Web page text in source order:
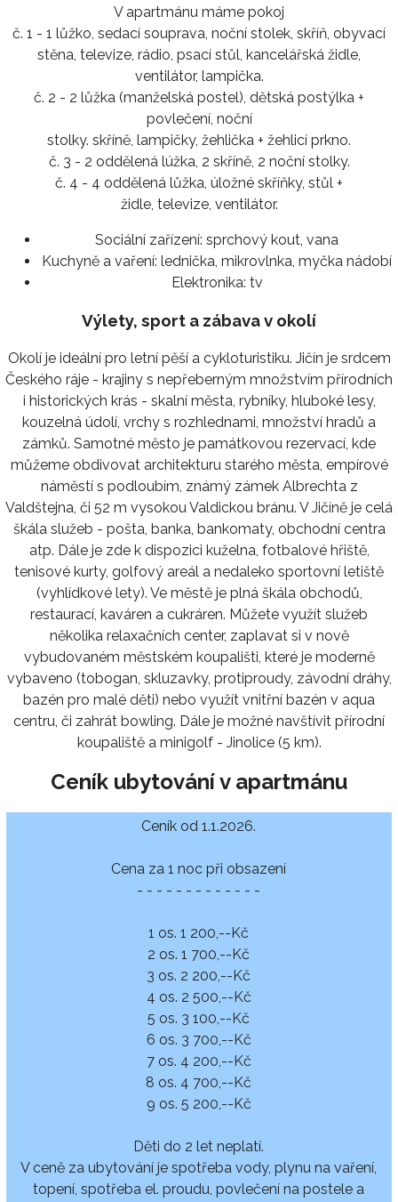
V apartmánu máme pokoj
č. 1 - 1 lůžko, sedací souprava, noční stolek, skříň, obyvací
stěna, televize, rádio, psací stůl, kancelářská židle,
ventilátor, lampička.
č. 2 - 2 lůžka (manželská postel), dětská postýlka +
povlečení, noční
stolky. skříně, lampičky, žehlička + žehlicí prkno.
č. 3 - 2 oddělená lúžka, 2 skříně, 2 noční stolky.
č. 4 - 4 oddělená lůžka, úložné skříňky, stůl +
židle, televize, ventilátor.
Sociální zařízení: sprchový kout, vana
Kuchyně a vaření: lednička, mikrovlnka, myčka nádobí
Elektronika: tv
Výlety, sport a zábava v okolí
Okolí je ideální pro letní pěší a cykloturistiku. Jičín je srdcem
Českého ráje - krajiny s nepřeberným množstvím přírodních
i historických krás - skalní města, rybníky, hluboké lesy,
kouzelná údolí, vrchy s rozhlednami, množství hradů a
zámků. Samotné město je památkovou rezervací, kde
můžeme obdivovat architekturu starého města, empírové
náměstí s podloubím, známý zámek Albrechta z
Valdštejna, či 52 m vysokou Valdickou bránu. V Jičíně je celá
škála služeb - pošta, banka, bankomaty, obchodní centra
atp. Dále je zde k dispozici kuželna, fotbalové hřiště,
tenisové kurty, golfový areál a nedaleko sportovní letiště
(vyhlídkové lety). Ve městě je plná škála obchodů,
restaurací, kaváren a cukráren. Můžete využít služeb
několika relaxačních center, zaplavat si v nově
vybudovaném městském koupališti, které je moderně
vybaveno (tobogan, skluzavky, protiproudy, závodní dráhy,
bazén pro malé děti) nebo využít vnitřní bazén v aqua
centru, či zahrát bowling. Dále je možné navštívit přírodní
koupaliště a minigolf - Jinolice (5 km).
Ceník ubytování v apartmánu
Ceník od 1.1.2026.
Cena za 1 noc při obsazení
- - - - - - - - - - - - -
1 os. 1 200,--Kč
2 os. 1 700,--Kč
3 os. 2 200,--Kč
4 os. 2 500,--Kč
5 os. 3 100,--Kč
6 os. 3 700,--Kč
7 os. 4 200,--Kč
8 os. 4 700,--Kč
9 os. 5 200,--Kč
Děti do 2 let neplatí.
V ceně za ubytování je spotřeba vody, plynu na vaření,
topení, spotřeba el. proudu, povlečení na postele a